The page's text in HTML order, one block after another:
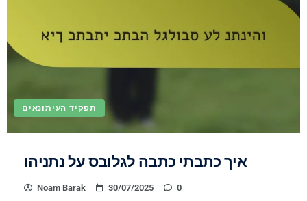
תפקיד העיתונאים
איך כתבתי כתבה לגלובס על נתניהו
Noam Barak 30/07/2025 0